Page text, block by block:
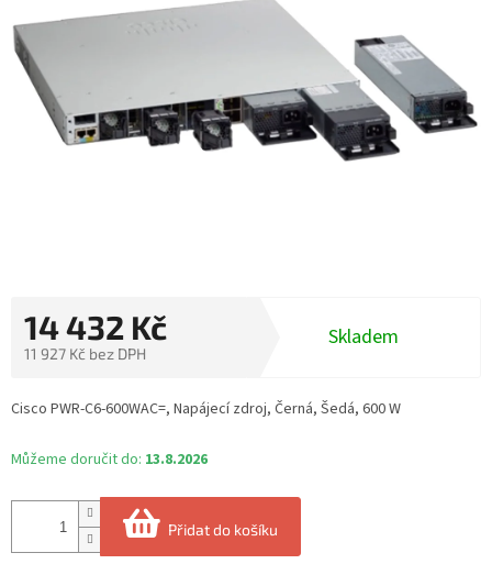
14 432 Kč
11 927 Kč bez DPH
cena:
Skladem
Můžeme doručit do: 13.8.2026
Přidat do košíku
Cisco PWR-C6-600WAC=, Napájecí zdroj, Černá, Šedá, 600 W